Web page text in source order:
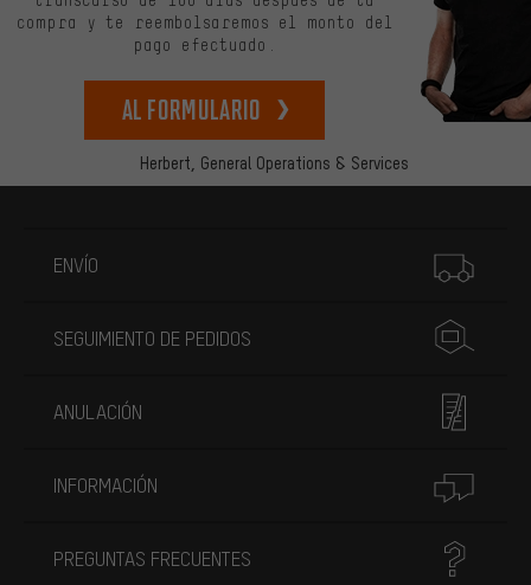
Herbert, General Operations & Services
compra y te reembolsaremos el monto del
pago efectuado.
Al formulario
ENVÍO
SEGUIMIENTO DE PEDIDOS
ANULACIÓN
INFORMACIÓN
PREGUNTAS FRECUENTES